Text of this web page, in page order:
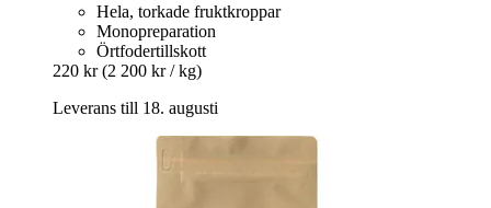
Hela, torkade fruktkroppar
Monopreparation
Örtfodertillskott
220 kr (2 200 kr / kg)
Leverans till 18. augusti